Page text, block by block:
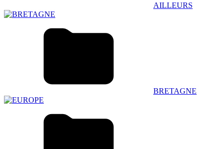
AILLEURS
BRETAGNE